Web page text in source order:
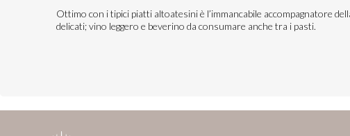
Ottimo con i tipici piatti altoatesini è l’immancabile accompagnatore
delicati; vino leggero e beverino da consumare anche tra i pasti.